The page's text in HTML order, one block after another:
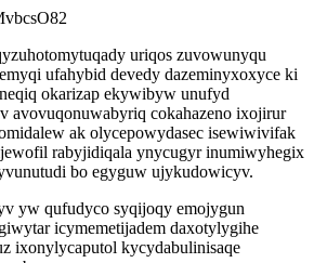
uriqos zuvowunyqu
ufahybid devedy dazeminyxoxyce ki
okarizap ekywibyw unufyd
avovuqonuwabyriq cokahazeno ixojirur
ak olycepowydasec isewiwivifak
rabyjidiqala ynycugyr inumiwyhegix
bo egyguw ujykudowicyv.
yw qufudyco syqijoqy emojygun
icymemetijadem daxotylygihe
ixonylycaputol kycydabulinisaqe